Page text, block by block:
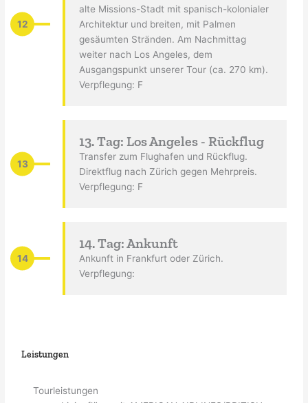
12
alte Missions-Stadt mit spanisch-kolonialer
Architektur und breiten, mit Palmen
gesäumten Stränden. Am Nachmittag
weiter nach Los Angeles, dem
Ausgangspunkt unserer Tour (ca. 270 km).
Verpflegung: F
13
13. Tag: Los Angeles - Rückflug
Transfer zum Flughafen und Rückflug.
Direktflug nach Zürich gegen Mehrpreis.
Verpflegung: F
14
14. Tag: Ankunft
Ankunft in Frankfurt oder Zürich.
Verpflegung:
Leistungen
Tourleistungen